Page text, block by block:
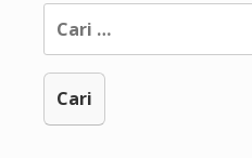
Cari
untuk: